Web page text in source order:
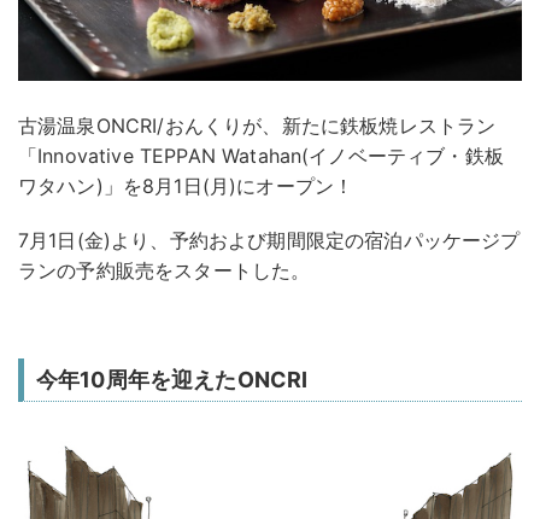
古湯温泉ONCRI/おんくりが、新たに鉄板焼レストラン
「Innovative TEPPAN Watahan(イノベーティブ・鉄板
ワタハン)」を8月1日(月)にオープン！
7月1日(金)より、予約および期間限定の宿泊パッケージプ
ランの予約販売をスタートした。
今年10周年を迎えたONCRI